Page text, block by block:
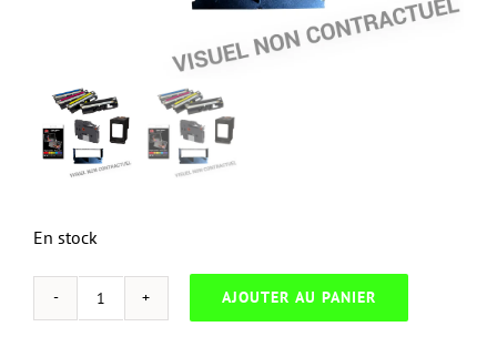
En stock
quantité
AJOUTER AU PANIER